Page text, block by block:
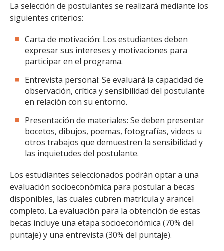
La selección de postulantes se realizará mediante los
siguientes criterios:
Carta de motivación: Los estudiantes deben
expresar sus intereses y motivaciones para
participar en el programa.
Entrevista personal: Se evaluará la capacidad de
observación, crítica y sensibilidad del postulante
en relación con su entorno.
Presentación de materiales: Se deben presentar
bocetos, dibujos, poemas, fotografías, videos u
otros trabajos que demuestren la sensibilidad y
las inquietudes del postulante.
Los estudiantes seleccionados podrán optar a una
evaluación socioeconómica para postular a becas
disponibles, las cuales cubren matrícula y arancel
completo. La evaluación para la obtención de estas
becas incluye una etapa socioeconómica (70% del
puntaje) y una entrevista (30% del puntaje).